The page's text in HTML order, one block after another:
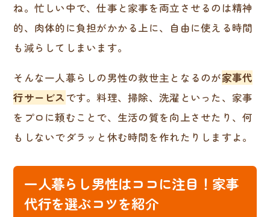
ね。忙しい中で、仕事と家事を両立させるのは精神
的、肉体的に負担がかかる上に、自由に使える時間
も減らしてしまいます。
そんな一人暮らしの男性の救世主となるのが家事代
行サービスです。料理、掃除、洗濯といった、家事
をプロに頼むことで、生活の質を向上させたり、何
もしないでダラッと休む時間を作れたりしますよ。
一人暮らし男性はココに注目！家事
代行を選ぶコツを紹介